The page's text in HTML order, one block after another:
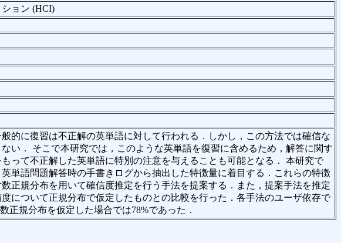
ョン (HCI)
的に復習は不正解の英単語に対して行われる．しかし，この方法では確信な
い． そこで本研究では，このような英単語を復習に含めるため，解答に関す
って不正解した英単語に特別の注意を与えることも可能となる． 本研究で
単語問題解答時の手書きログから抽出した特徴量に着目する．これらの特徴
正規分布を用いて確信度推定を行う手法を提案する．また，提案手法を推定
について正規分布で仮定したものとの比較を行った．各手法のユーザ依存で
正規分布を仮定した場合では78%であった．